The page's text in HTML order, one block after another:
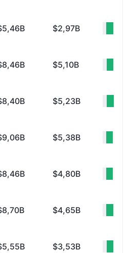
$2,97B
$5,10B
$5,23B
$5,38B
$4,80B
$4,65B
$3,53B